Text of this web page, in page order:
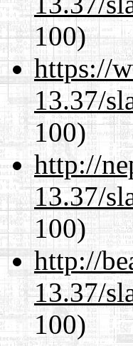
100)
https://
13.37/
100)
http://
13.37/
100)
http://
13.37/
100)